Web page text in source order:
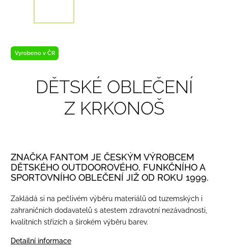
Vyrobeno v ČR
DĚTSKÉ OBLEČENÍ
Z KRKONOŠ
ZNAČKA FANTOM JE ČESKÝM VÝROBCEM
DĚTSKÉHO OUTDOOROVÉHO, FUNKČNÍHO A
SPORTOVNÍHO OBLEČENÍ JIŽ OD ROKU 1999.
Zakládá si na pečlivém výběru materiálů od tuzemských i
zahraničních dodavatelů s atestem zdravotní nezávadnosti,
kvalitních střizích a širokém výběru barev.
Detailní informace